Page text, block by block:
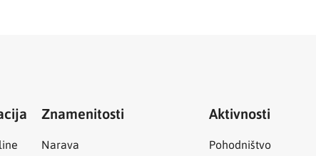
Znamenitosti
Narava
Aktivnosti
Pohodništvo